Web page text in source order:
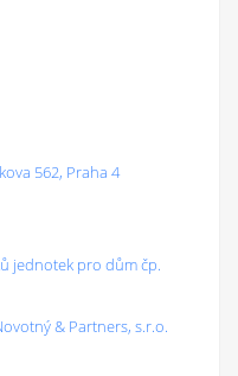
562, Praha 4
jednotek pro dům čp.
& Partners, s.r.o.